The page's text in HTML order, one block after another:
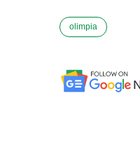
olimpia